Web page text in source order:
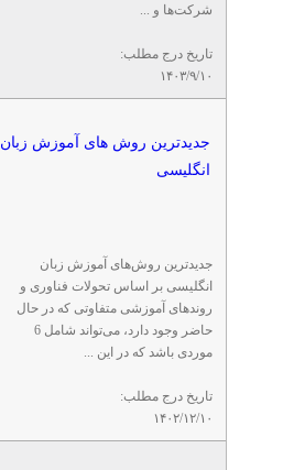
شرکت‌ها و ...
تاریخ درج مطلب:
۱۴۰۳/۹/۱۰
جدیدترین روش های آموزش زبان
انگلیسی
جدیدترین روش‌های آموزش زبان
انگلیسی بر اساس تحولات فناوری و
روند‌های آموزشی متفاوتی که در حال
حاضر وجود دارد، می‌تواند شامل 6
موردی باشد که در این ...
تاریخ درج مطلب:
۱۴۰۲/۱۲/۱۰